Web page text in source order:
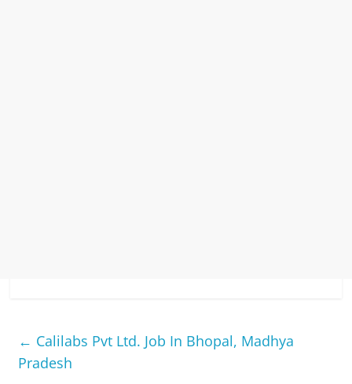
← Calilabs Pvt Ltd. Job In Bhopal, Madhya
Pradesh